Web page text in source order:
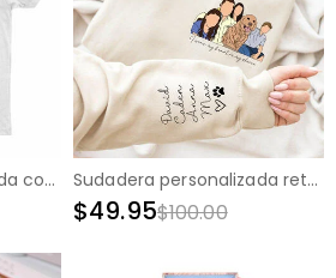
Camiseta personalizada con lentejuelas en forma de corazón con diseño de foto para parejas Sudadera personalizada retrato familiar con nombres personalizados en la manga regalo perfecto para la familia
$49.95$100.00